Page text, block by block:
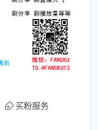
买粉服务